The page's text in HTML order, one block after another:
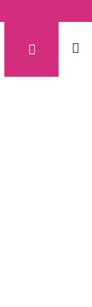
Doplnkový
Hľadať